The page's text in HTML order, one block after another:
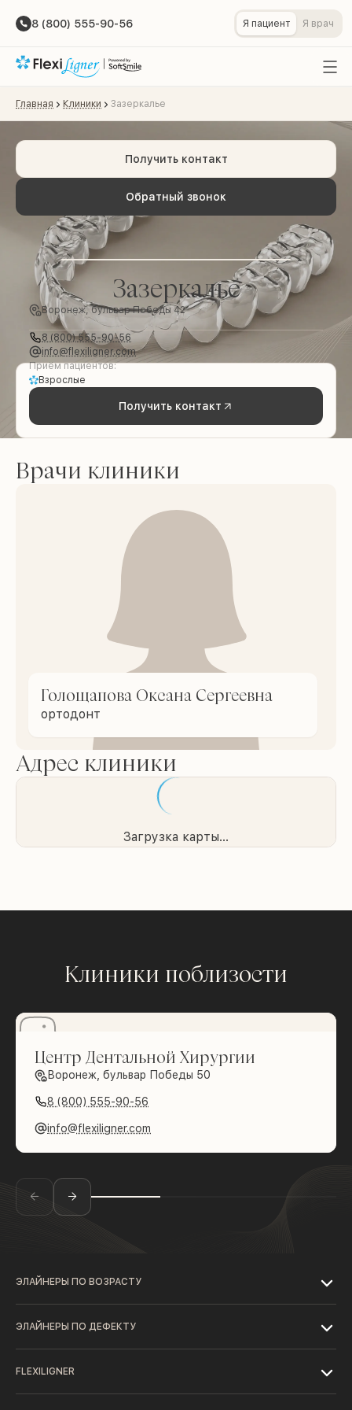
8 (800) 555-90-56 Я пациент Я врач
Главная Клиники Зазеркалье
Обратный звонок
Получить контакт
Зазеркалье
Воронеж, бульвар Победы 42
8 (800) 555-90-56
info@flexiligner.com
Приём пациентов:
Взрослые
Получить контакт
Врачи клиники
Голощапова Оксана Сергеевна
ортодонт
Адрес клиники
Загрузка карты...
Клиники поблизости
Центр Дентальной Хирургии
Воронеж, бульвар Победы 50
8 (800) 555-90-56
info@flexiligner.com
ЭЛАЙНЕРЫ ПО ВОЗРАСТУ
ЭЛАЙНЕРЫ ПО ДЕФЕКТУ
FLEXILIGNER